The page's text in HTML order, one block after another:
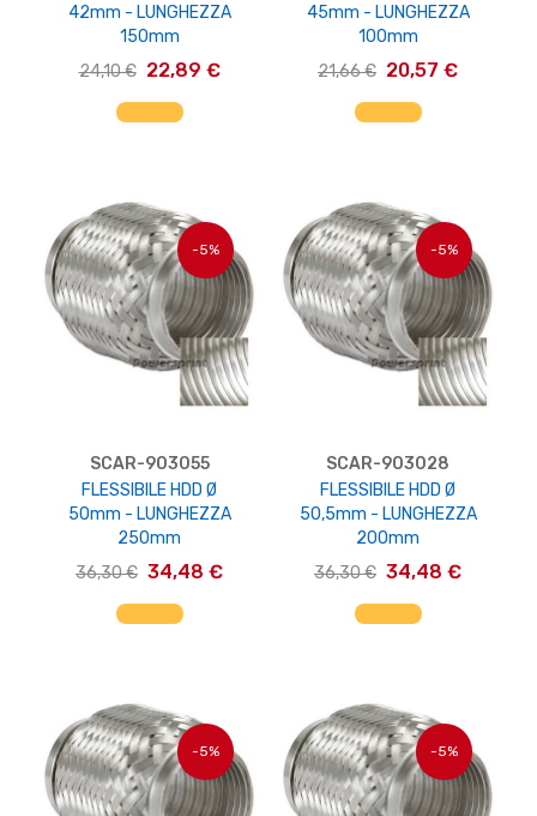
42mm - LUNGHEZZA
150mm
24,10 € 22,89 €
AGGIUNGI AL CARRELLO
45mm - LUNGHEZZA
100mm
21,66 € 20,57 €
AGGIUNGI AL CARRELLO
-5%
SCAR-903055
FLESSIBILE HDD Ø
50mm - LUNGHEZZA
250mm
36,30 € 34,48 €
AGGIUNGI AL CARRELLO
-5%
SCAR-903028
FLESSIBILE HDD Ø
50,5mm - LUNGHEZZA
200mm
36,30 € 34,48 €
AGGIUNGI AL CARRELLO
-5% -5%